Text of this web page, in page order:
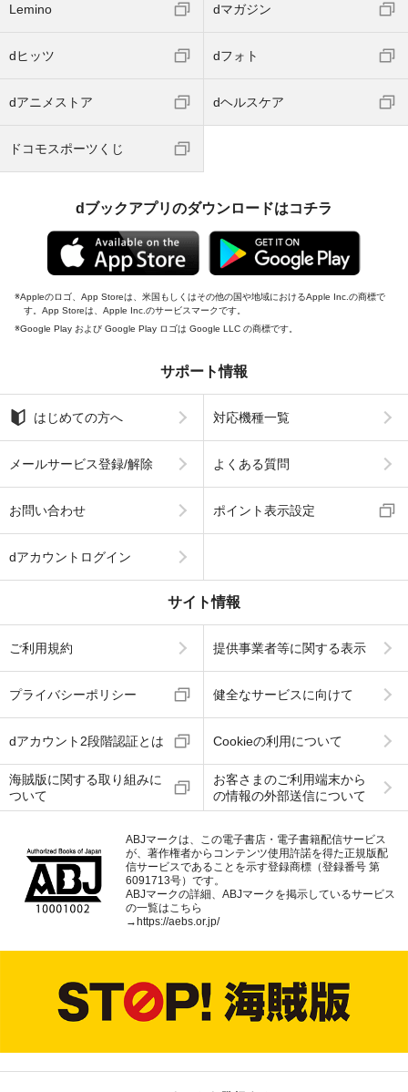
Lemino dマガジン
dヒッツ dフォト
dアニメストア dヘルスケア
ドコモスポーツくじ
dブックアプリのダウンロードはコチラ
Appleのロゴ、App Storeは、米国もしくはその他の国や地域におけるApple Inc.の商標で
す。App Storeは、Apple Inc.のサービスマークです。
Google Play および Google Play ロゴは Google LLC の商標です。
サポート情報
はじめての方へ 対応機種一覧
メールサービス登録/解除 よくある質問
お問い合わせ ポイント表示設定
dアカウントログイン
サイト情報
ご利用規約 提供事業者等に関する表示
プライバシーポリシー 健全なサービスに向けて
dアカウント2段階認証とは Cookieの利用について
海賊版に関する取り組みに
ついて
お客さまのご利用端末から
の情報の外部送信について
ABJマークは、この電子書店・電子書籍配信サービス
が、著作権者からコンテンツ使用許諾を得た正規版配
信サービスであることを示す登録商標（登録番号 第
6091713号）です。
ABJマークの詳細、ABJマークを掲示しているサービス
の一覧はこちら
→https://aebs.or.jp/